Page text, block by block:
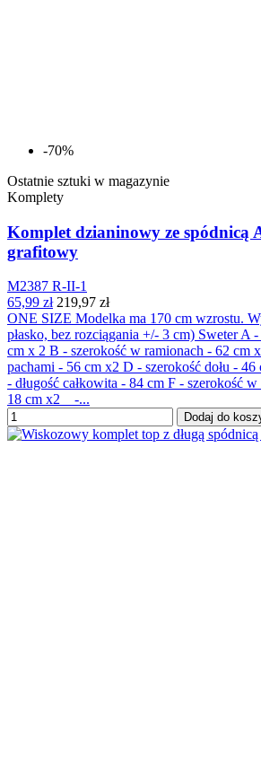
-70%
Ostatnie sztuki w magazynie
Komplety
Komplet dzianinowy ze spódnicą
grafitowy
M2387 R-II-1
65,99 zł 219,97 zł
ONE SIZE Modelka ma 170 cm wzrostu.
płasko, bez rozciągania +/- 3 cm) Sweter A
cm x 2 B - szerokość w ramionach - 62 cm
pachami - 56 cm x2 D - szerokość dołu -
- długość całkowita - 84 cm F - szerokość
18 cm x2 -...
Dodaj do